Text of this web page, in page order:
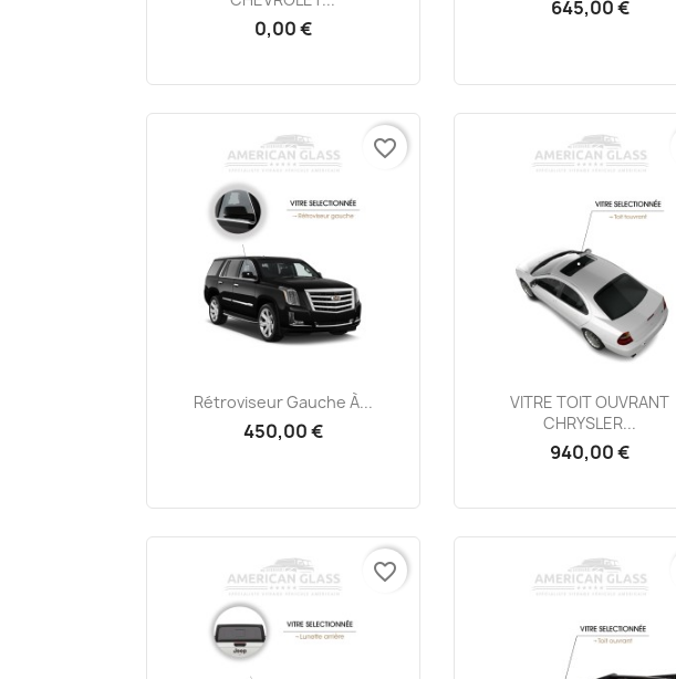
0,00 €
645,00 €
Aperçu rapide
Rétroviseur Gauche À...
450,00 €
favorite_border
Aperçu rapide
VITRE TOIT OUVRANT
CHRYSLER...
940,00 €
favorite_border